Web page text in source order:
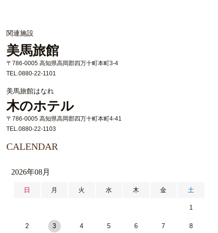
関連施設
美馬旅館
〒786-0005 高知県高岡郡四万十町本町3-4
TEL.0880-22-1101
美馬旅館はなれ
木のホテル
〒786-0005 高知県高岡郡四万十町本町4-41
TEL.0880-22-1103
CALENDAR
2026年08月
日 月 火 水 木 金 土
1
2 3 4 5 6 7 8